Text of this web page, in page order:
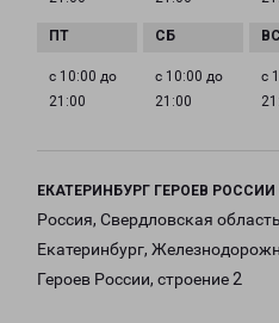
с 10:00 до
21:00
с 10:00 до
21:00
с
ЕКАТЕРИНБУРГ ГЕРОЕВ РОССИИ
Россия, Свердловская
Екатеринбург,
Героев России, строение 2